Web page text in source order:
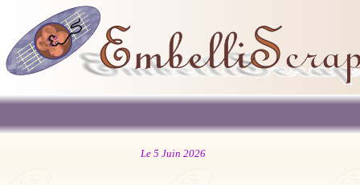
Le 5 Juin 2026